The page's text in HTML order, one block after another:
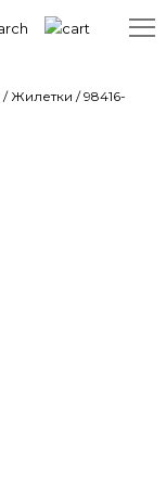
/ Жилетки /98416-